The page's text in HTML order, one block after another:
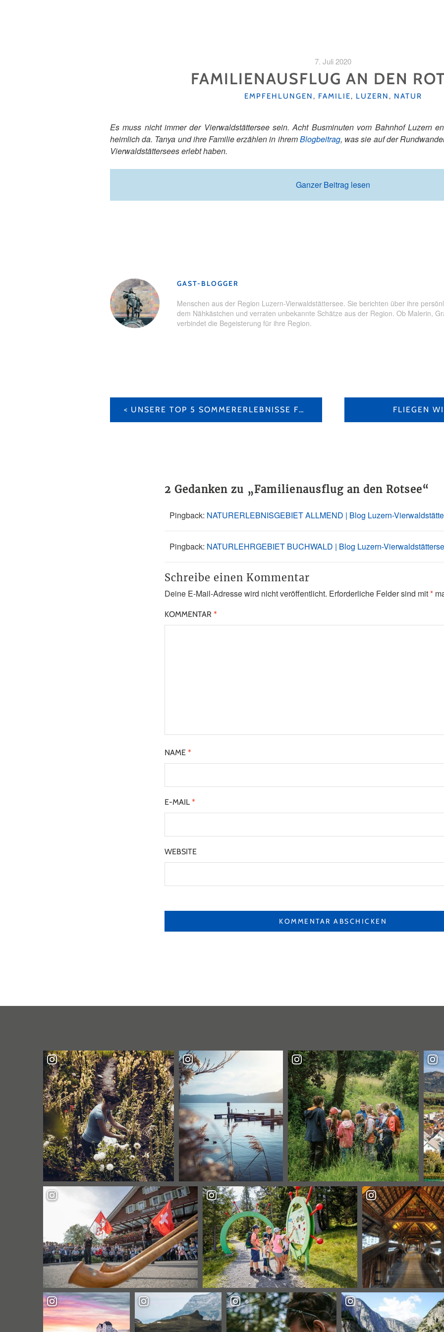
7. Juli 2020
FAMILIENAUSFLUG AN DEN
KATEGORIEN
EMPFEHLUNGEN, FAMILIE, LUZERN, NATUR
Es muss nicht immer der Vierwaldstättersee sein. Acht Busminuten vom Bahnhof Luzern
heimlich da. Tanya und ihre Familie erzählen in ihremBlogbeitrag, was sie auf der
Vierwaldstättersees erlebt haben.
Ganzer Beitrag lesen
GAST-BLOGGER
Menschen aus der Region Luzern-Vierwaldstättersee. Sie berichten über ihre
dem Nähkästchen und verraten unbekannte Schätze aus der Region. Ob Malerin,
verbindet die Begeisterung für ihre Region.
BEITRAGS-
NAVIGATION UNSERE TOP 5 SOMMERERLEBNISSE FÜR FAMILIEN FLIEGEN
2 Gedanken zu „Familienausflug an den Rotsee“
Pingback: NATURERLEBNISGEBIET ALLMEND | Blog Luzern-
Pingback: NATURLEHRGEBIET BUCHWALD | Blog Luzern-
Schreibe einen Kommentar
Deine E-Mail-Adresse wird nicht veröffentlicht. Erforderliche Felder sind mit*
KOMMENTAR *
NAME *
E-MAIL *
WEBSITE